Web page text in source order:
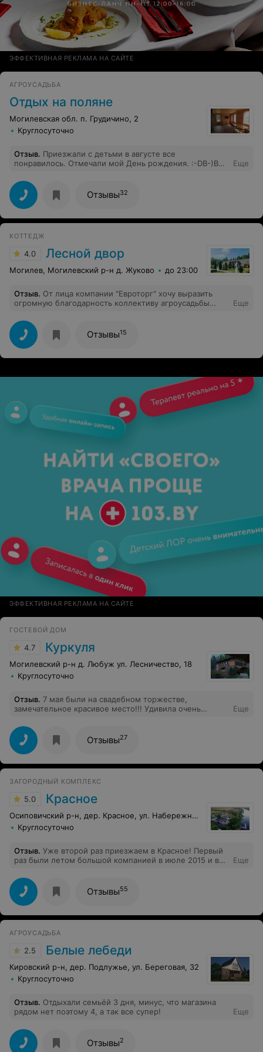
ЭФФЕКТИВНАЯ РЕКЛАМА НА САЙТЕ
АГРОУСАДЬБА
Отдых на поляне
Могилевская обл. п. Грудичино, 2
Круглосуточно
Отзыв. Приезжали с детьми в августе все
понравилось. Отмечали мой День рождения. :-DB-)В
Еще
Отзывы32
КОТТЕДЖ
4.0 Лесной двор
Могилев, Могилевский р-н д. Жуково до 23:00
Отзыв. От лица компании "Евроторг" хочу выразить
огромную благодарность коллективу агроусадьбы
прекрасная кухня, достойно организованный вечер.
Спасибо Дмитрию и его команде. Так держать!
Еще
Отзывы15
ЭФФЕКТИВНАЯ РЕКЛАМА НА САЙТЕ
ГОСТЕВОЙ ДОМ
4.7 Куркуля
Могилевский р-н д. Любуж ул. Лесничество, 18
Круглосуточно
Отзыв. 7 мая были на свадебном торжестве,
замечательное красивое место!!! Удивила очень
Еще
Отзывы27
ЗАГОРОДНЫЙ КОМПЛЕКС
5.0 Красное
Осиповичский р-н, дер. Красное, ул. Набережная, 95г
Круглосуточно
Отзыв. Уже второй раз приезжаем в Красное! Первый
раз были летом большой компанией в июле 2015 и вот
агроусадьба с современными "наворотами" и
старинной изюминкой, великолепная баня с
джакузи.Очень всем рекомендую и сама планирую
приехать еще раз этим летом. Удачи вам! Федина Алла,
компания Эгис."
Еще
Отзывы55
АГРОУСАДЬБА
2.5 Белые лебеди
Кировский р-н, дер. Подлужье, ул. Береговая, 32
Круглосуточно
Отзыв. Отдыхали семьёй 3 дня, минус, что магазина
рядом нет поэтому 4, а так все супер!
Еще
Отзывы2